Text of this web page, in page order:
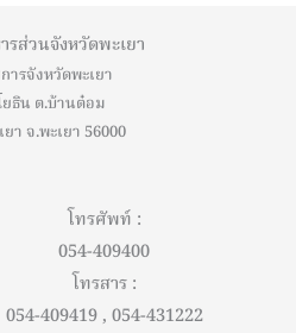
รส่วนจังหวัดพะเยา
ารจังหวัดพะเยา
ธิน ต.บ้านต๋อม
า จ.พะเยา 56000
โทรศัพท์ :
054-409400
โทรสาร :
054-409419 , 054-431222